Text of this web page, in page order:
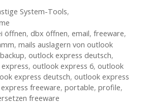
System-Tools,
öffnen, dbx öffnen, email, freeware,
, mails auslagern von outlook
, outlock express deutsch,
, outlook express 6, outlook
express deutsch, outlook express
freeware, portable, profile,
freeware